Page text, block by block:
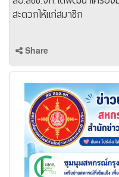
สะดวกให้แก่สมาชิก
Share